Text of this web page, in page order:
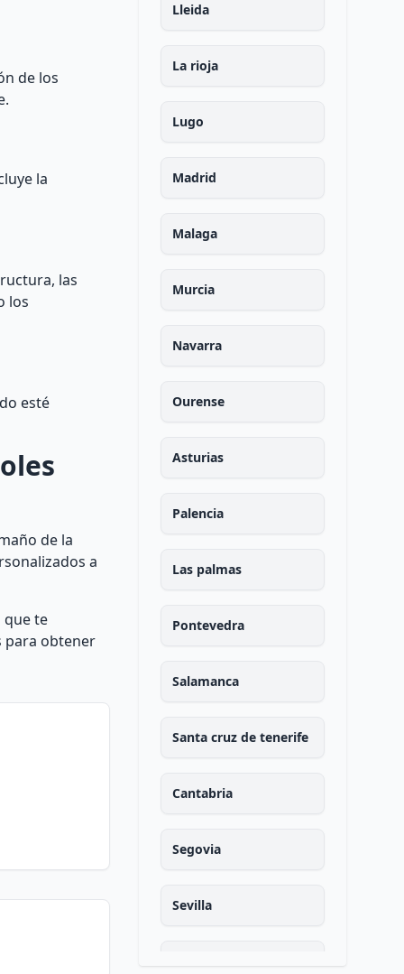
de los
la
las
los
esté
de la
a
que te
para obtener
Lleida
La rioja
Lugo
Madrid
Malaga
Murcia
Navarra
Ourense
Asturias
Palencia
Las palmas
Pontevedra
Salamanca
Santa cruz de tenerife
Cantabria
Segovia
Sevilla